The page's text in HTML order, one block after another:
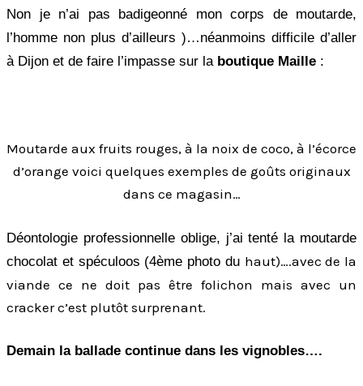
Non je n’ai pas badigeonné mon corps de moutarde,
l’homme non plus d’ailleurs )…néanmoins difficile d’aller
à Dijon et de faire l’impasse sur la boutique Maille :
Moutarde aux fruits rouges, à la noix de coco, à l’écorce
d’orange voici quelques exemples de goûts originaux
dans ce magasin…
Déontologie professionnelle oblige, j’ai tenté la moutarde
chocolat et spéculoos (4ème photo du haut)….avec de la
viande ce ne doit pas être folichon mais avec un
cracker c’est plutôt surprenant.
Demain la ballade continue dans les vignobles….